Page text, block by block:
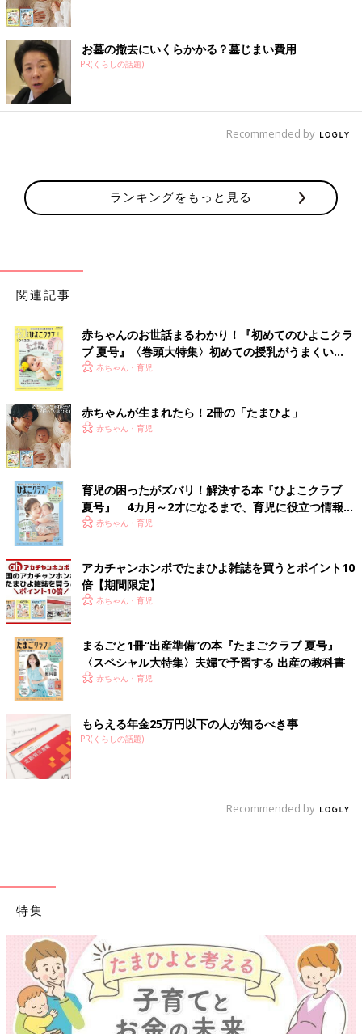
お墓の撤去にいくらかかる？墓じまい費用
PR(くらしの話題)
Recommended by
ランキングをもっと見る
関連記事
赤ちゃんのお世話まるわかり！『初めてのひよこクラ
ブ 夏号』〈巻頭大特集〉初めての授乳がうまくい
く！ おっぱい・ミルクの基本と夏のトラブル 解決テ
赤ちゃん・育児
赤ちゃんが生まれたら！2冊の「たまひよ」
赤ちゃん・育児
育児の困ったがズバリ！解決する本『ひよこクラブ
夏号』 4カ月～2才になるまで、育児に役立つ情報が
いっぱい！
赤ちゃん・育児
アカチャンホンポでたまひよ雑誌を買うとポイント10
倍【期間限定】
赤ちゃん・育児
まるごと1冊“出産準備”の本『たまごクラブ 夏号』
〈スペシャル大特集〉夫婦で予習する 出産の教科書
赤ちゃん・育児
もらえる年金25万円以下の人が知るべき事
PR(くらしの話題)
Recommended by
特集
【ワクチン接種できるものも】妊婦の感染症対策、知っておいて！